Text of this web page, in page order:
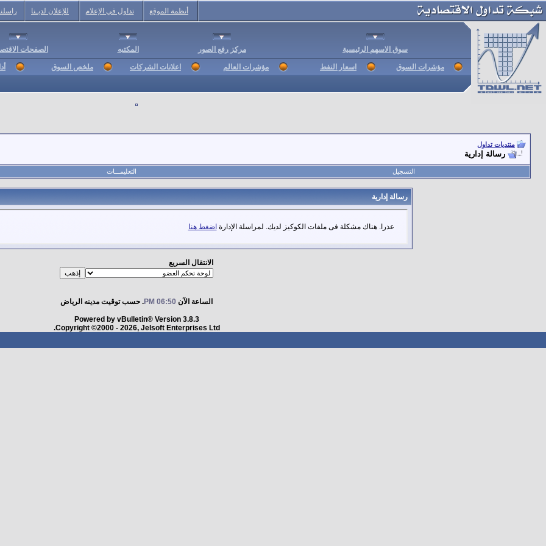
أنظمة الموقع تداول في الإعلام للإعلان لديـنا
سوق الاسهم الرئيسية مركز رفع الصور المكتبه الصفحات
مؤشرات السوق اسعار النفط مؤشرات العالم اعلانات الشركات ملخص السوق
منتديات تداول
رسالة إدارية
التسجيل التعليمـــات
رسالة إدارية
عذرا. هناك مشكلة فى ملفات الكوكيز لديك. لمراسلة الإدارة اضغط هنا
الانتقال السريع
الساعة الآن 06:50 PM . حسب توقيت مدينه الرياض
Powered by vBulletin® Version 3.8.3
Copyright ©2000 - 2026, Jelsoft Enterprises Ltd.